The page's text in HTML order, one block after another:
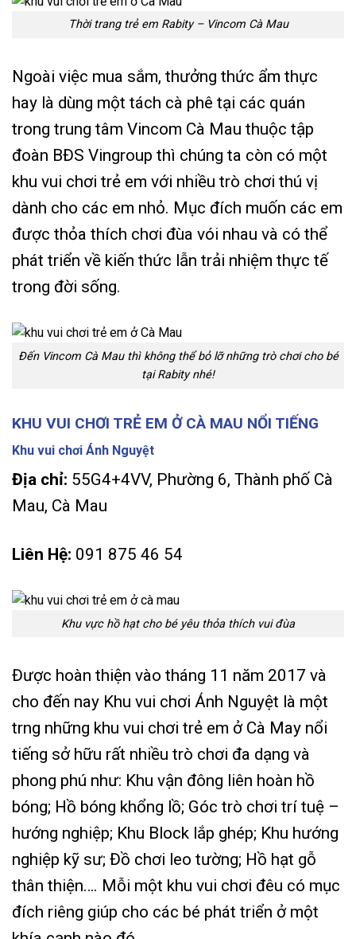
Thời trang trẻ em Rabity – Vincom Cà Mau
Ngoài việc mua sắm, thưởng thức ẩm thực
hay là dùng một tách cà phê tại các quán
trong trung tâm Vincom Cà Mau thuộc tập
đoàn BĐS Vingroup thì chúng ta còn có một
khu vui chơi trẻ em với nhiều trò chơi thú vị
dành cho các em nhỏ. Mục đích muốn các em
được thỏa thích chơi đùa vói nhau và có thể
phát triển về kiến thức lẫn trải nhiệm thực tế
trong đời sống.
Đến Vincom Cà Mau thì không thể bỏ lỡ những trò chơi cho bé
tại Rabity nhé!
KHU VUI CHƠI TRẺ EM Ở CÀ MAU NỔI TIẾNG
Khu vui chơi Ánh Nguyệt
Địa chỉ: 55G4+4VV, Phường 6, Thành phố Cà
Mau, Cà Mau
Liên Hệ: 091 875 46 54
Khu vực hồ hạt cho bé yêu thỏa thích vui đùa
Được hoàn thiện vào tháng 11 năm 2017 và
cho đến nay Khu vui chơi Ánh Nguyệt là một
trng những khu vui chơi trẻ em ở Cà May nổi
tiếng sở hữu rất nhiều trò chơi đa dạng và
phong phú như: Khu vận đông liên hoàn hồ
bóng; Hồ bóng khổng lồ; Góc trò chơi trí tuệ –
hướng nghiệp; Khu Block lắp ghép; Khu hướng
nghiệp kỹ sư; Đồ chơi leo tường; Hồ hạt gỗ
thân thiện…. Mỗi một khu vui chơi đêu có mục
đích riêng giúp cho các bé phát triển ở một